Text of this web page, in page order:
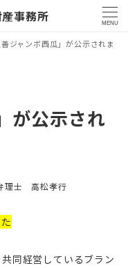
事務所 MENU
善ジャンボ西瓜」が公示されま
が公示され
リー
理士 高松孝行
同経営しているブラン